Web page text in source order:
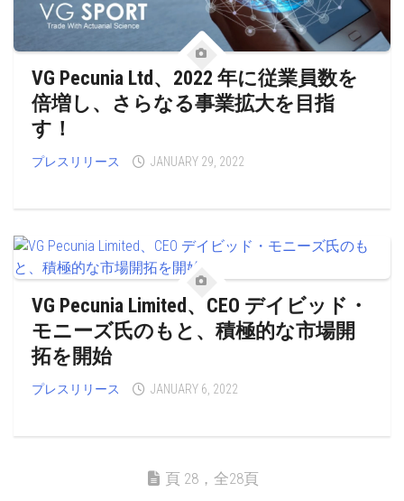
VG Pecunia Ltd、2022 年に従業員数を
倍増し、さらなる事業拡大を目指
す！
プレスリリース JANUARY 29, 2022
VG Pecunia Limited、CEO デイビッド・
モニーズ氏のもと、積極的な市場開
拓を開始
プレスリリース JANUARY 6, 2022
頁 28，全28頁